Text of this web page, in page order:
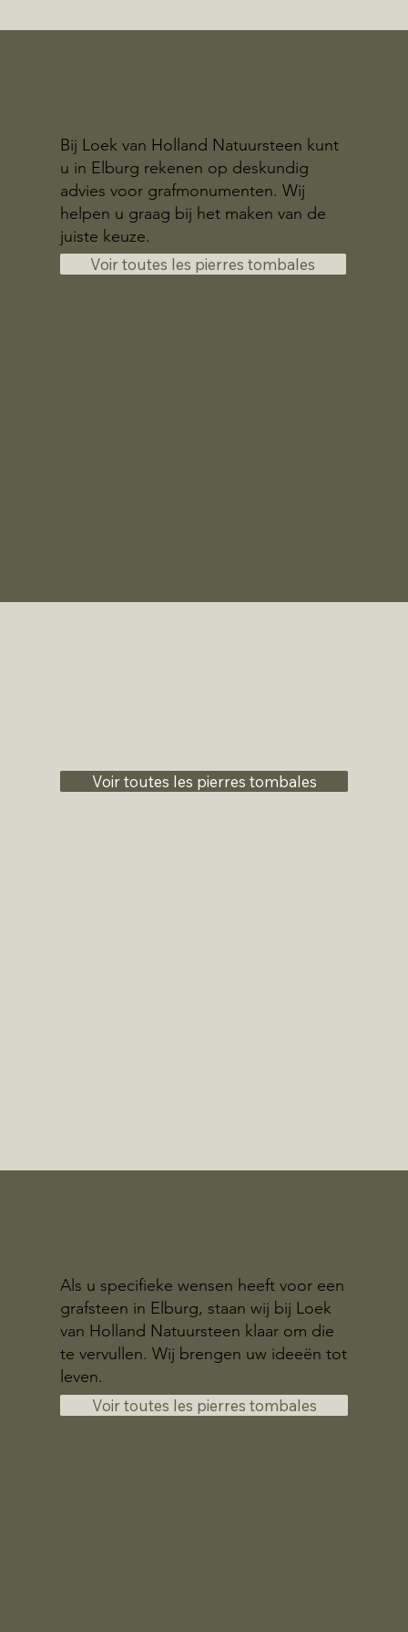
Bij Loek van Holland Natuursteen kunt
u in Elburg rekenen op deskundig
advies voor grafmonumenten. Wij
helpen u graag bij het maken van de
juiste keuze.
Voir toutes les pierres tombales
Voir toutes les pierres tombales
Als u specifieke wensen heeft voor een
grafsteen in Elburg, staan wij bij Loek
van Holland Natuursteen klaar om die
te vervullen. Wij brengen uw ideeën tot
leven.
Voir toutes les pierres tombales